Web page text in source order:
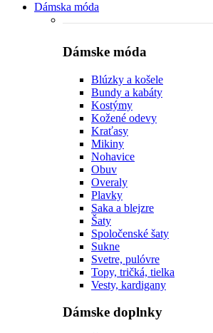
Dámska móda
Dámske móda
Blúzky a košele
Bundy a kabáty
Kostýmy
Kožené odevy
Kraťasy
Mikiny
Nohavice
Obuv
Overaly
Plavky
Saka a blejzre
Šaty
Spoločenské šaty
Sukne
Svetre, pulóvre
Topy, tričká, tielka
Vesty, kardigany
Dámske doplnky